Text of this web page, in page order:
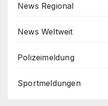
News Regional
News Weltweit
Polizeimeldung
Sportmeldungen